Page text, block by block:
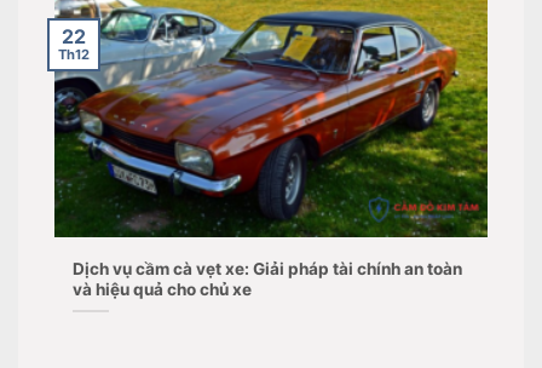
Dịch vụ cầm cà vẹt xe: Giải pháp tài chính an toàn
và hiệu quả cho chủ xe
22
Th12